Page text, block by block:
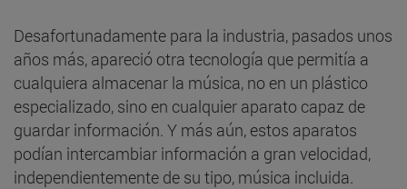
Desafortunadamente para la industria, pasados unos
años más, apareció otra tecnología que permitía a
cualquiera almacenar la música, no en un plástico
especializado, sino en cualquier aparato capaz de
guardar información. Y más aún, estos aparatos
podían intercambiar información a gran velocidad,
independientemente de su tipo, música incluida.